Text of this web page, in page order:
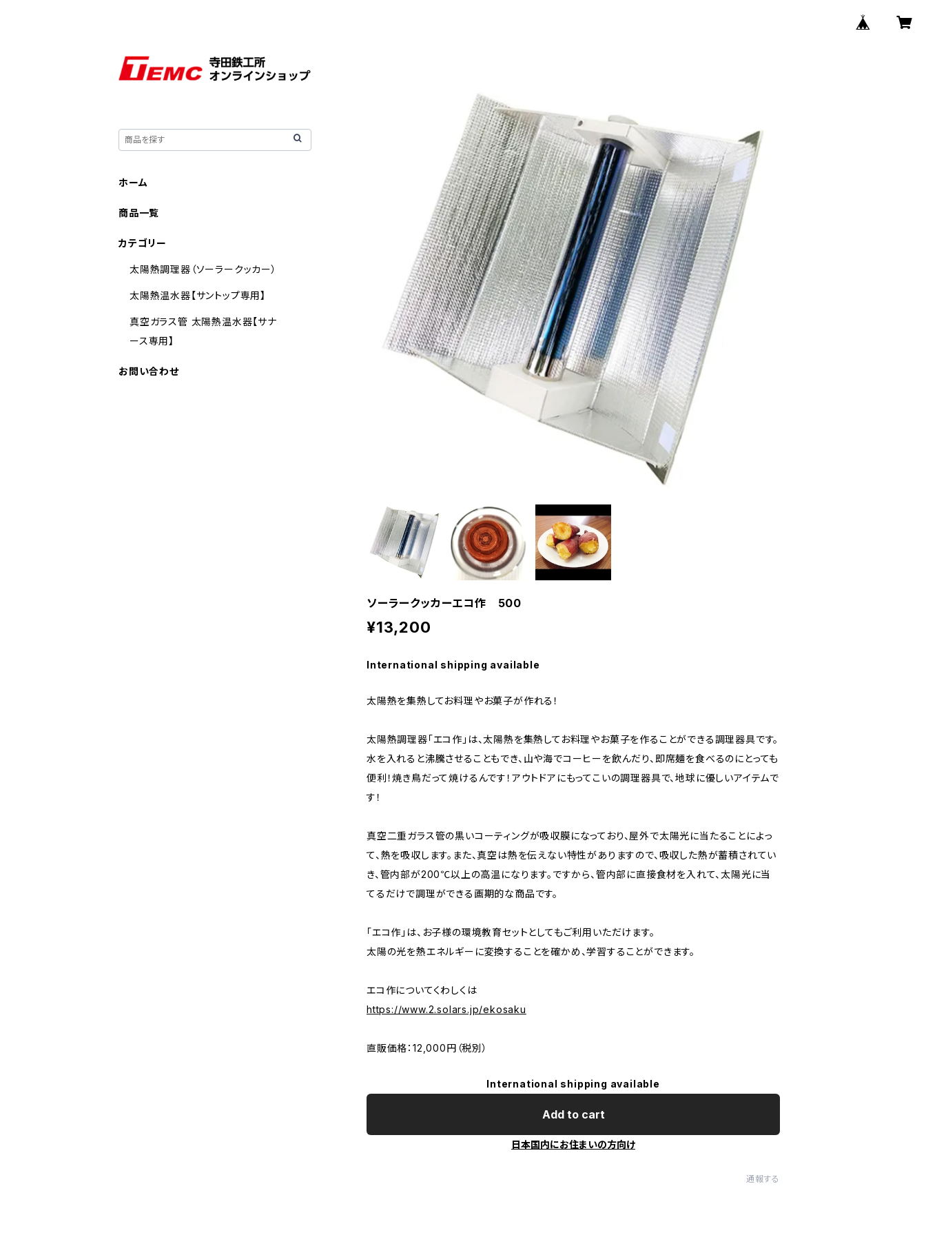
ソーラークッカーエコ作 500
¥13,200
International shipping available
太陽熱を集熱してお料理やお菓子が作れる！
太陽熱調理器「エコ作」は、太陽熱を集熱してお料理やお菓子を作ることができる調理器具です。
水を入れると沸騰させることもでき、山や海でコーヒーを飲んだり、即席麺を食べるのにとっても
便利！焼き鳥だって焼けるんです！アウトドアにもってこいの調理器具で、地球に優しいアイテムで
す！
真空二重ガラス管の黒いコーティングが吸収膜になっており、屋外で太陽光に当たることによっ
て、熱を吸収します。また、真空は熱を伝えない特性がありますので、吸収した熱が蓄積されてい
き、管内部が200℃以上の高温になります。ですから、管内部に直接食材を入れて、太陽光に当
てるだけで調理ができる画期的な商品です。
「エコ作」は、お子様の環境教育セットとしてもご利用いただけます。
太陽の光を熱エネルギーに変換することを確かめ、学習することができます。
エコ作についてくわしくは
https://www.2.solars.jp/ekosaku
直販価格：12,000円（税別）
International shipping available
Add to cart
日本国内にお住まいの方向け
通報する
ホーム
商品一覧
カテゴリー
太陽熱調理器（ソーラークッカー）
太陽熱温水器【サントップ専用】
真空ガラス管 太陽熱温水器【サナ
ース専用】
お問い合わせ